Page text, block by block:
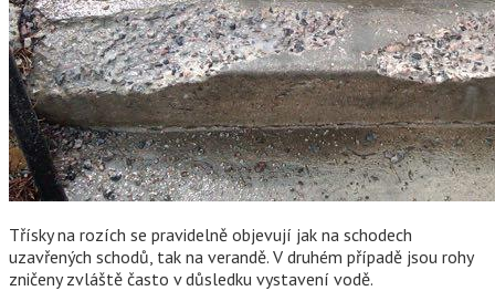
Třísky na rozích se pravidelně objevují jak na schodech
uzavřených schodů, tak na verandě. V druhém případě jsou rohy
zničeny zvláště často v důsledku vystavení vodě.